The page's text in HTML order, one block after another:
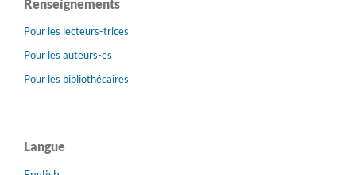
Renseignements
Pour les lecteurs-trices
Pour les auteurs-es
Pour les bibliothécaires
Langue